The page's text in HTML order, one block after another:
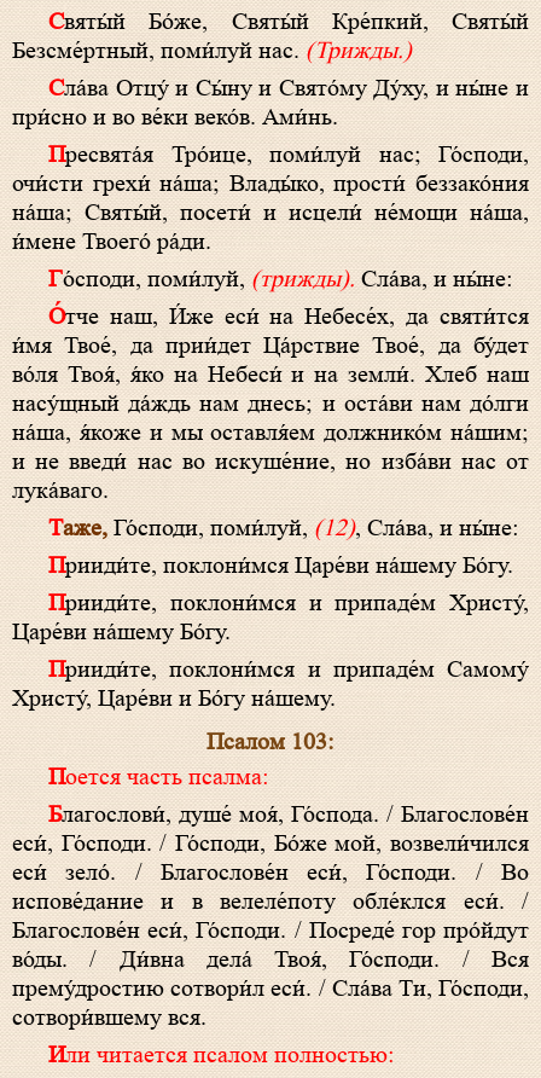
Святы́й Бо́же, Святы́й Кре́пкий, Святы́й
Безсме́ртный, поми́луй нас. (Трижды.)
Сла́ва Отцу́ и Сы́ну и Свято́му Ду́ху, и ны́не и
при́сно и во ве́ки веко́в. Ами́нь.
Пресвята́я Тро́ице, поми́луй нас; Го́споди,
очи́сти грехи́ на́ша; Влады́ко, прости́ беззако́ния
на́ша; Святы́й, посети́ и исцели́ не́мощи на́ша,
и́мене Твоего́ ра́ди.
Го́споди, поми́луй,(трижды).Сла́ва, и ны́не:
О́тче наш, И́же еси́ на Небесе́х, да святи́тся
и́мя Твое́, да прии́дет Ца́рствие Твое́, да бу́дет
во́ля Твоя́, я́ко на Небеси́ и на земли́. Хлеб наш
насу́щный да́ждь нам днесь; и оста́ви нам до́лги
на́ша, я́коже и мы оставля́ем должнико́м на́шим;
и не введи́ нас во искуше́ние, но изба́ви нас от
лука́ваго.
Таже,Го́споди, поми́луй,(12), Сла́ва, и ны́не:
Прииди́те, поклони́мся Царе́ви на́шему Бо́гу.
Прииди́те, поклони́мся и припаде́м Христу́,
Царе́ви на́шему Бо́гу.
Прииди́те, поклони́мся и припаде́м Самому́
Христу́, Царе́ви и Бо́гу на́шему.
Псалом 103:
Поется часть псалма:
Благослови́, душе́ моя́, Го́спода. / Благослове́н
еси́, Го́споди. / Го́споди, Бо́же мой, возвели́чился
еси́ зело́. / Благослове́н еси́, Го́споди. / Во
испове́дание и в велеле́поту обле́клся еси́. /
Благослове́н еси́, Го́споди. / Посреде́ гор про́йдут
во́ды. / Ди́вна дела́ Твоя́, Го́споди. / Вся
прему́дростию сотвори́л еси́. / Сла́ва Ти, Го́споди,
сотвори́вшему вся.
Или читается псалом полностью: